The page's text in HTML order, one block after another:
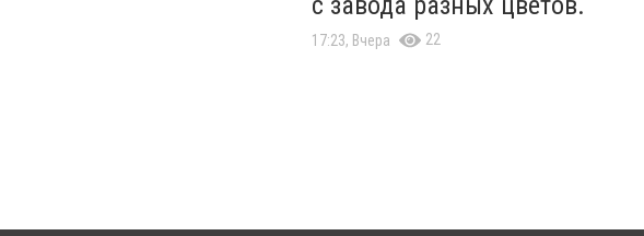
17:23, Вчера 22